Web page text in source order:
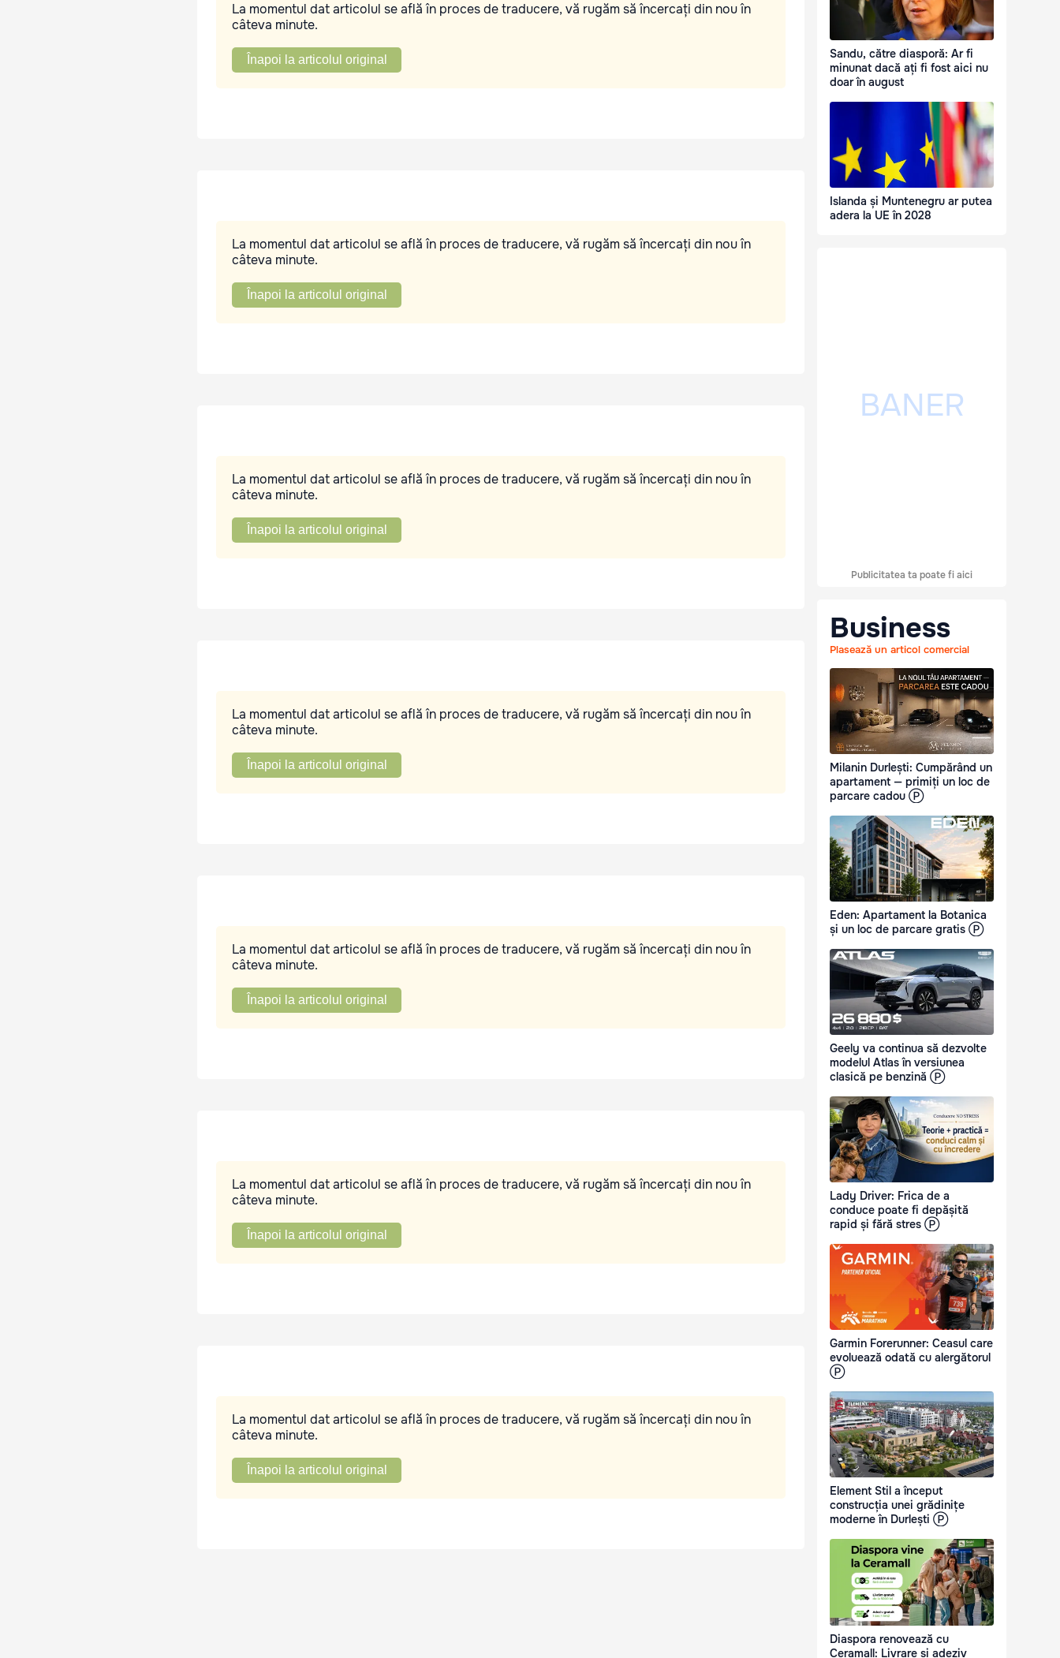
La momentul dat articolul se află în proces de traducere, vă rugăm să încercați din nou în
câteva minute.
Înapoi la articolul original
La momentul dat articolul se află în proces de traducere, vă rugăm să încercați din nou în
câteva minute.
Înapoi la articolul original
La momentul dat articolul se află în proces de traducere, vă rugăm să încercați din nou în
câteva minute.
Înapoi la articolul original
La momentul dat articolul se află în proces de traducere, vă rugăm să încercați din nou în
câteva minute.
Înapoi la articolul original
La momentul dat articolul se află în proces de traducere, vă rugăm să încercați din nou în
câteva minute.
Înapoi la articolul original
La momentul dat articolul se află în proces de traducere, vă rugăm să încercați din nou în
câteva minute.
Înapoi la articolul original
La momentul dat articolul se află în proces de traducere, vă rugăm să încercați din nou în
câteva minute.
Înapoi la articolul original
Sandu, către diasporă: Ar fi
minunat dacă ați fi fost aici nu
doar în august
Islanda și Muntenegru ar putea
adera la UE în 2028
Publicitatea ta poate fi aici
Business
Plasează un articol comercial
Milanin Durlești: Cumpărând un
apartament — primiți un loc de
parcare cadou Ⓟ
Eden: Apartament la Botanica
și un loc de parcare gratis Ⓟ
Geely va continua să dezvolte
modelul Atlas în versiunea
clasică pe benzină Ⓟ
Lady Driver: Frica de a
conduce poate fi depășită
rapid și fără stres Ⓟ
Garmin Forerunner: Ceasul care
evoluează odată cu alergătorul
Ⓟ
Element Stil a început
construcția unei grădinițe
moderne în Durlești Ⓟ
Diaspora renovează cu
Ceramall: Livrare și adeziv